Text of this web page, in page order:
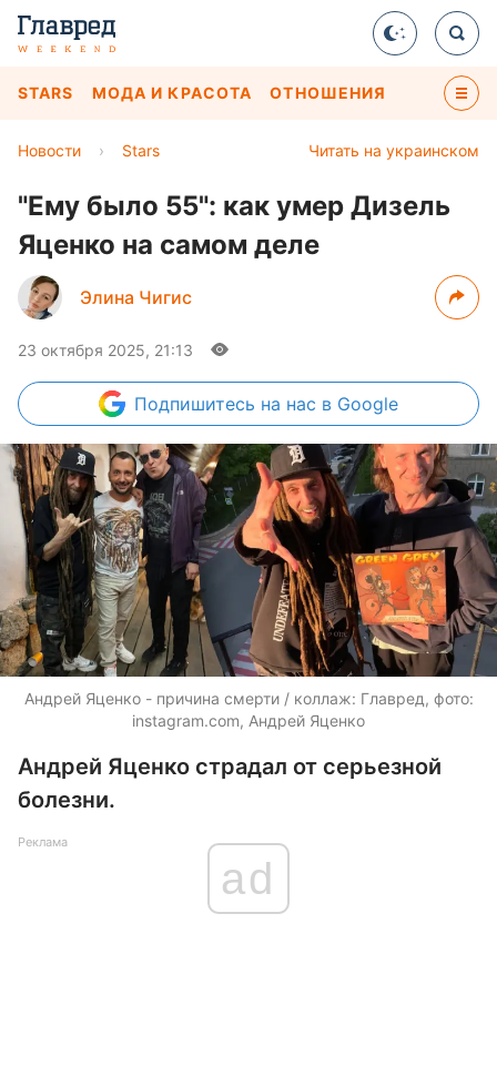
STARS МОДА И КРАСОТА ОТНОШЕНИЯ
Читать на украинском
Новости › Stars
"Ему было 55": как умер Дизель
Яценко на самом деле
Элина Чигис
23 октября 2025, 21:13
Подпишитесь на нас в Google
Андрей Яценко - причина смерти / коллаж: Главред, фото:
instagram.com, Андрей Яценко
Андрей Яценко страдал от серьезной
болезни.
Реклама
ad